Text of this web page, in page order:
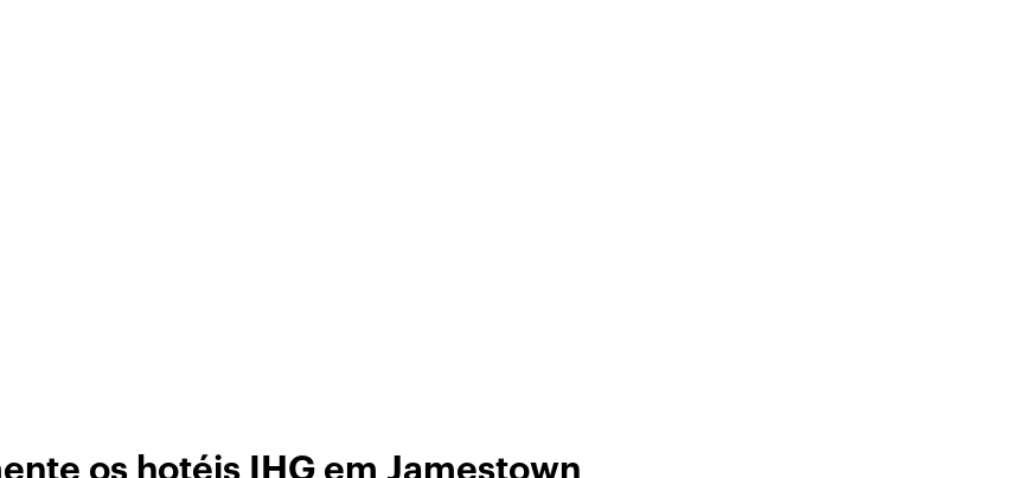
os hotéis IHG em Jamestown